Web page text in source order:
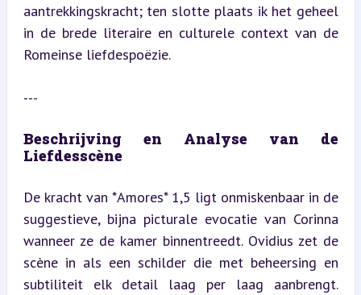
aantrekkingskracht; ten slotte plaats ik het geheel
in de brede literaire en culturele context van de
Romeinse liefdespoëzie.
---
Beschrijving en Analyse van de
Liefdesscène
De kracht van *Amores* 1,5 ligt onmiskenbaar in de
suggestieve, bijna picturale evocatie van Corinna
wanneer ze de kamer binnentreedt. Ovidius zet de
scène in als een schilder die met beheersing en
subtiliteit elk detail laag per laag aanbrengt.